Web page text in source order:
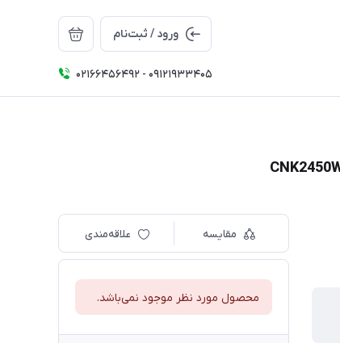
ورود / ثبت‌نام
02166456492 - 09121933405
مقایسه علاقه‌مندی
محصول مورد نظر موجود نمی‌باشد.